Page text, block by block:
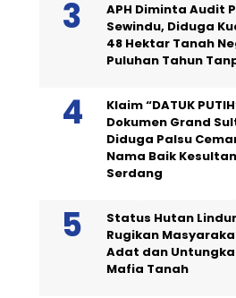
APH Diminta Audit
Sewindu, Diduga
48 Hektar Tanah
Puluhan Tahun
Klaim “DATUK
Dokumen Grand
Diduga Palsu
Nama Baik
Serdang
Status Hutan
Rugikan
Adat dan
Mafia Tanah